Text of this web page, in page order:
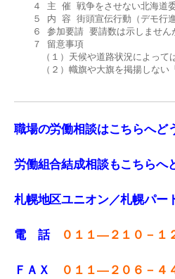
４ 主 催 戦争をさせない北海道
５ 内 容 街頭宣伝行動（デモ行進
６ 参加要請 要請数は示しません
７ 留意事項
（１）天候や道路状況によっては
（２）幟旗や大旗を掲揚しない「
職場の労働相談はこちらへど
労働組合結成相談もこちらへ
札幌地区ユニオン／札幌パー
電 話 ０１１—２１０－１
ＦＡＸ ０１１—２０６－４